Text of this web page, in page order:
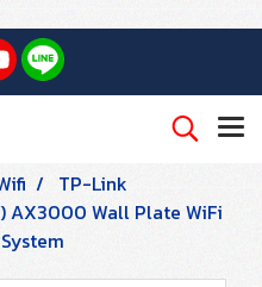
TP-Link
AX3000 Wall Plate WiFi